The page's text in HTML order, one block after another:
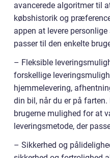
avancerede algoritmer til
købshistorik og
appen at levere
passer til den enkelte
– Fleksible
forskellige
hjemmelevering,
din bil, når du er på
brugerne mulighed for at
leveringsmetode, der
– Sikkerhed og